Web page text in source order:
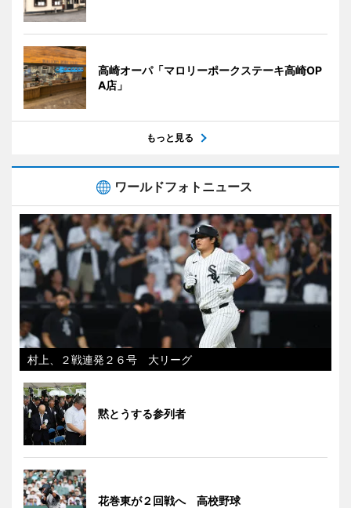
高崎オーパ「マロリーポークステーキ高崎OP
A店」
もっと見る
ワールドフォトニュース
村上、２戦連発２６号 大リーグ
黙とうする参列者
花巻東が２回戦へ 高校野球